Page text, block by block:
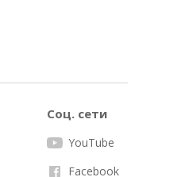
Соц. сети
YouTube
Facebook